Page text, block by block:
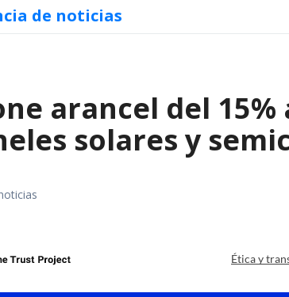
de noticias
arancel del
solares y
Ética y